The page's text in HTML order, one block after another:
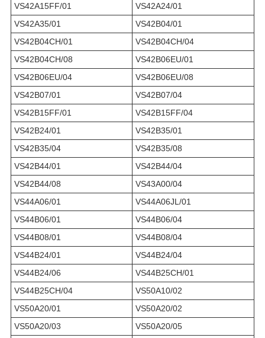
VS42A15FF/01
VS42A24/01
VS42A35/01
VS42B04/01
VS42B04CH/01
VS42B04CH/04
VS42B04CH/08
VS42B06EU/01
VS42B06EU/04
VS42B06EU/08
VS42B07/01
VS42B07/04
VS42B15FF/01
VS42B15FF/04
VS42B24/01
VS42B35/01
VS42B35/04
VS42B35/08
VS42B44/01
VS42B44/04
VS42B44/08
VS43A00/04
VS44A06/01
VS44A06JL/01
VS44B06/01
VS44B06/04
VS44B08/01
VS44B08/04
VS44B24/01
VS44B24/04
VS44B24/06
VS44B25CH/01
VS44B25CH/04
VS50A10/02
VS50A20/01
VS50A20/02
VS50A20/03
VS50A20/05